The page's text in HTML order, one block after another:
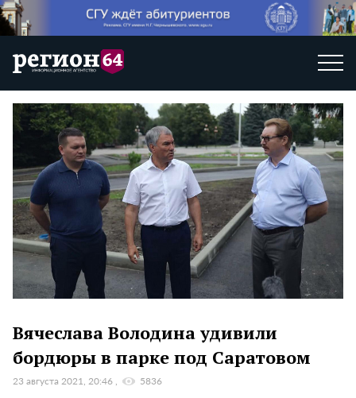
Вячеслава Володина удивили
бордюры в парке под Саратовом
23 августа 2021, 20:46 5836